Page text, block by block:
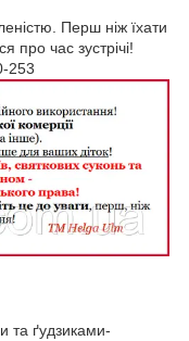
Перш ніж їхати
про час зустрічі!
253
та ґудзиками-